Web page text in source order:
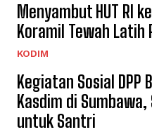
Menyambut HUT RI
Koramil Tewah Latih
KODIM
Kegiatan Sosial DPP
Kasdim di Sumbawa,
untuk Santri